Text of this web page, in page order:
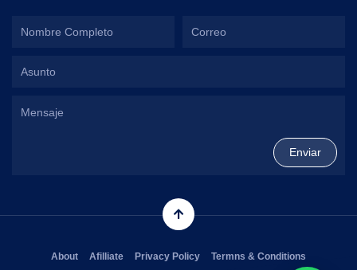
About Afilliate Privacy Policy Termns & Conditions